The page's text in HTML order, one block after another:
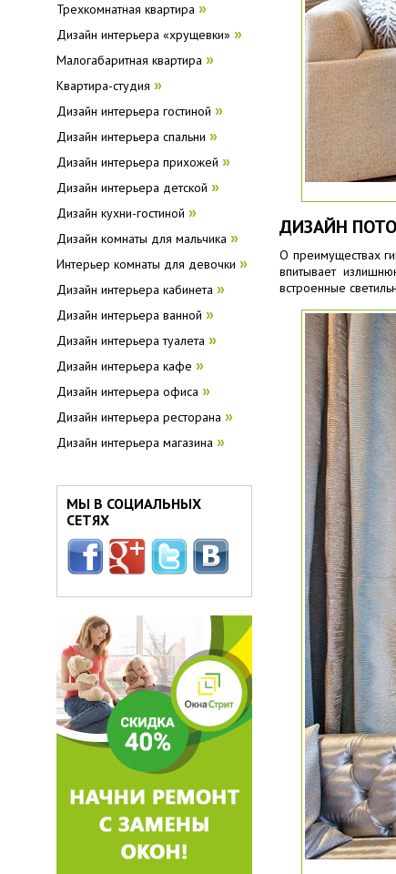
ДИЗАЙН
О преимуществах
впитывает
встроенные
Трехкомнатная квартира »
Дизайн интерьера «хрущевки» »
Малогабаритная квартира »
Квартира-студия »
Дизайн интерьера гостиной »
Дизайн интерьера спальни »
Дизайн интерьера прихожей »
Дизайн интерьера детской »
Дизайн кухни-гостиной »
Дизайн комнаты для мальчика »
Интерьер комнаты для девочки »
Дизайн интерьера кабинета »
Дизайн интерьера ванной »
Дизайн интерьера туалета »
Дизайн интерьера кафе »
Дизайн интерьера офиса »
Дизайн интерьера ресторана »
Дизайн интерьера магазина »
МЫ В СОЦИАЛЬНЫХ
СЕТЯХ